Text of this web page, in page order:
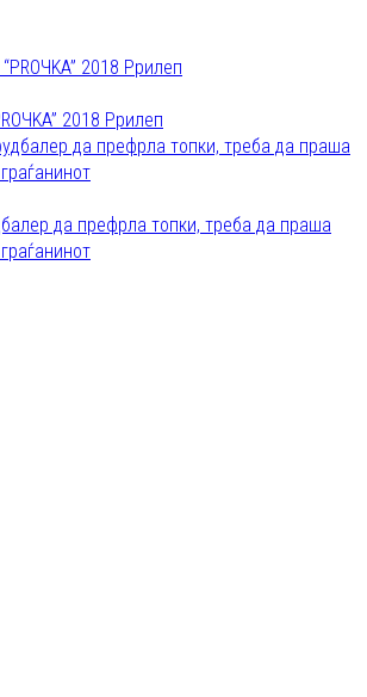
2018 Pрилеп
да префрла топки, треба да праша